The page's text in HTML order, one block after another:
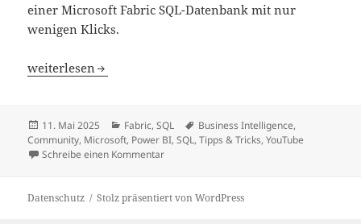
einer Microsoft Fabric SQL-Datenbank mit nur
wenigen Klicks.
Mehr Beispieldaten für Power BI in Microsoft Fabric
weiterlesen
Veröffentlicht
am
11. Mai 2025 Kategorien
Fabric,SQL Schlagwörter
Business Intelligence,
Community, Microsoft, Power BI,SQL,Tipps & Tricks,YouTube
Schreibe einen Kommentarzu Mehr Beispieldaten für Power BI in
Datenschutz Stolz präsentiert von WordPress